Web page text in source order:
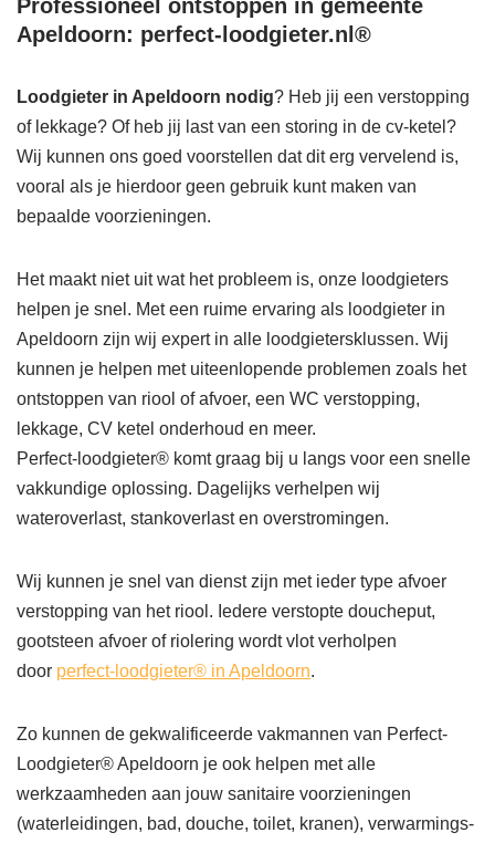
Professioneel ontstoppen in gemeente
Apeldoorn: perfect-loodgieter.nl®
Loodgieter in Apeldoorn nodig? Heb jij een verstopping
of lekkage? Of heb jij last van een storing in de cv-ketel?
Wij kunnen ons goed voorstellen dat dit erg vervelend is,
vooral als je hierdoor geen gebruik kunt maken van
bepaalde voorzieningen.
Het maakt niet uit wat het probleem is, onze loodgieters
helpen je snel. Met een ruime ervaring als loodgieter in
Apeldoorn zijn wij expert in alle loodgietersklussen. Wij
kunnen je helpen met uiteenlopende problemen zoals het
ontstoppen van riool of afvoer, een WC verstopping,
lekkage, CV ketel onderhoud en meer.
Perfect-loodgieter® komt graag bij u langs voor een snelle
vakkundige oplossing. Dagelijks verhelpen wij
wateroverlast, stankoverlast en overstromingen.
Wij kunnen je snel van dienst zijn met ieder type afvoer
verstopping van het riool. Iedere verstopte doucheput,
gootsteen afvoer of riolering wordt vlot verholpen
door perfect-loodgieter® in Apeldoorn.
Zo kunnen de gekwalificeerde vakmannen van Perfect-
Loodgieter® Apeldoorn je ook helpen met alle
werkzaamheden aan jouw sanitaire voorzieningen
(waterleidingen, bad, douche, toilet, kranen), verwarmings-